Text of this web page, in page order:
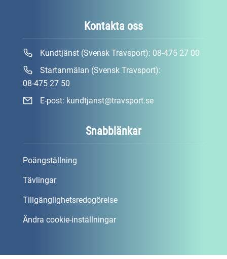
Snabblänkar
Poängställning
Tävlingar
Tillgänglighetsredogörelse
Ändra cookie-inställningar
Kontakta oss
Kundtjänst (Svensk Travsport): 08-475 27 00
Startanmälan (Svensk Travsport):
08-475 27 50
E-post: kundtjanst@travsport.se